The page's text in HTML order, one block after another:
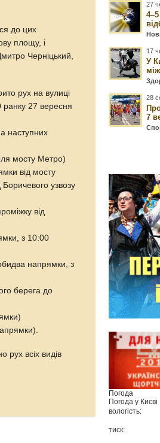
до цих
площу, і
Черніцький,
рух на вулиці
ранку 27 вересня
наступних
мосту Метро)
від мосту
узвозу
від
з 10:00
напрямки, з
берега до
всіх видів
27
17
У
28
7
Погода
Погода у Києві
вологість:
тиск: